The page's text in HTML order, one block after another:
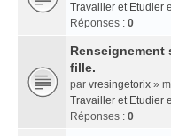
Travailler et Etudier
Réponses : 0
Renseignement
fille.
par vresingetorix »
Travailler et Etudier
Réponses : 0